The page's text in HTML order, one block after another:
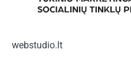
webstudio.lt